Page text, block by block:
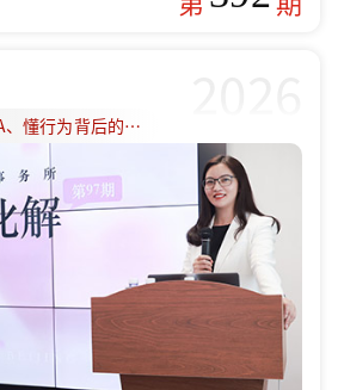
懂法律、懂你、懂TA、懂行为背后的原因